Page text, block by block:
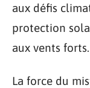
aux défis
protection
aux vents forts.
La force du